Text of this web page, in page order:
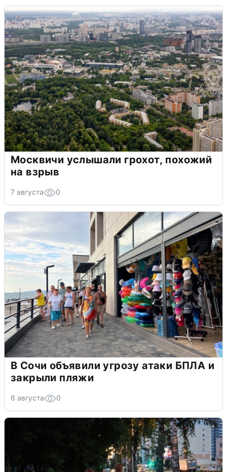
Москвичи услышали грохот, похожий
на взрыв
7 августа 0
В Сочи объявили угрозу атаки БПЛА и
закрыли пляжи
6 августа 0